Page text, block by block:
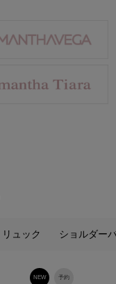
リュック ショルダー
予約
NEW